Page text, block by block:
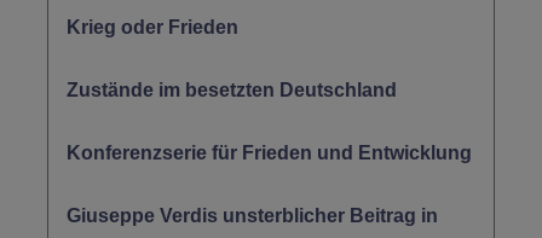
Krieg oder Frieden
Zustände im besetzten Deutschland
Konferenzserie für Frieden und Entwicklung
Giuseppe Verdis unsterblicher Beitrag in